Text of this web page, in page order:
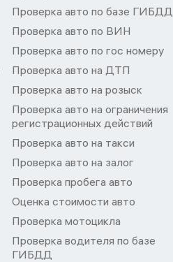
Проверка авто по базе ГИБДД
Проверка авто по ВИН
Проверка авто по гос номеру
Проверка авто на ДТП
Проверка авто на розыск
Проверка авто на ограничения
регистрационных действий
Проверка авто на такси
Проверка авто на залог
Проверка пробега авто
Оценка стоимости авто
Проверка мотоцикла
Проверка водителя по базе
ГИБДД